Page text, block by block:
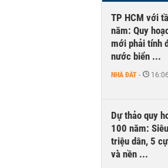
TP HCM với
năm: Quy
mới phải tính
nước biển ...
NHÀ ĐẤT -
Dự thảo quy
100 năm:
triệu dân, 5
và nền ...